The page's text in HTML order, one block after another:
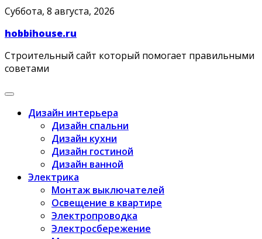
Skip
content
Суббота, 8 августа, 2026
hobbihouse.ru
Строительный сайт который помогает правильными
советами
Дизайн интерьера
Дизайн спальни
Дизайн кухни
Дизайн гостиной
Дизайн ванной
Электрика
Монтаж выключателей
Освещение в квартире
Электропроводка
Электросбережение